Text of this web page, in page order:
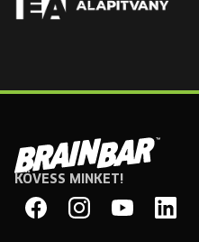
Brain
Bar
KÖVESS MINKET!